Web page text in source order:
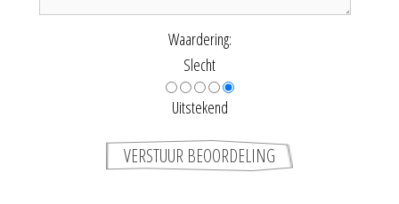
Waardering:
Slecht
Uitstekend